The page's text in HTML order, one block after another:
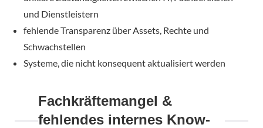
und Dienstleistern
fehlende Transparenz über Assets, Rechte und
Schwachstellen
Systeme, die nicht konsequent aktualisiert werden
Fachkräftemangel &
fehlendes internes Know-